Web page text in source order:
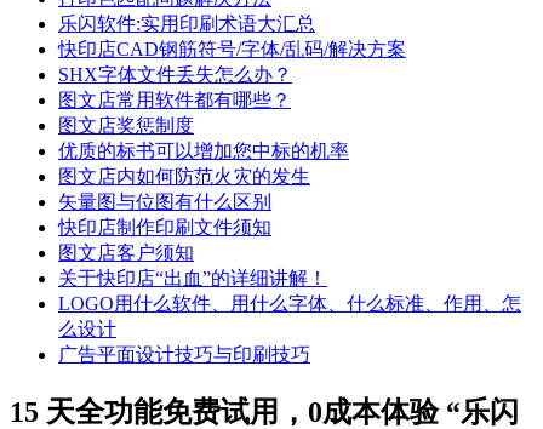
乐闪软件:实用印刷术语大汇总
快印店CAD钢筋符号/字体/乱码/解决方案
SHX字体文件丢失怎么办？
图文店常用软件都有哪些？
图文店奖惩制度
优质的标书可以增加您中标的机率
图文店内如何防范火灾的发生
矢量图与位图有什么区别
快印店制作印刷文件须知
图文店客户须知
关于快印店“出血”的详细讲解！
LOGO用什么软件、用什么字体、什么标准、作用、怎
么设计
广告平面设计技巧与印刷技巧
15 天全功能免费试用，0成本体验 “乐闪